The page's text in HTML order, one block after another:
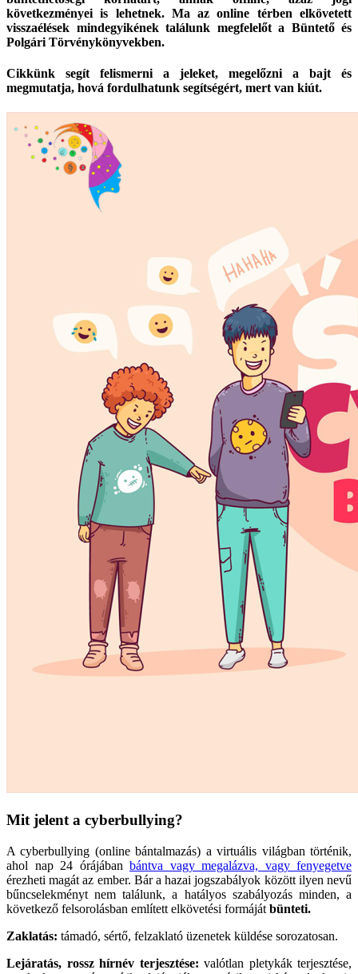
következményei is lehetnek. Ma az online térben elkövetett
visszaélések mindegyikének találunk megfelelőt a Büntető és
Polgári Törvénykönyvekben.
Cikkünk segít felismerni a jeleket, megelőzni a bajt és
megmutatja, hová fordulhatunk segítségért, mert van kiút.
Mit jelent a cyberbullying?
A cyberbullying (online bántalmazás) a virtuális világban történik,
ahol nap 24 órájában bántva vagy megalázva, vagy fenyegetve
érezheti magát az ember. Bár a hazai jogszabályok között ilyen nevű
bűncselekményt nem találunk, a hatályos szabályozás minden, a
következő felsorolásban említett elkövetési formáját bünteti.
Zaklatás: támadó, sértő, felzaklató üzenetek küldése sorozatosan.
Lejáratás, rossz hírnév terjesztése: valótlan pletykák terjesztése,